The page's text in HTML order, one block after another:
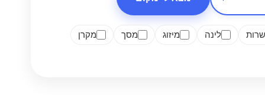
לינה מיזוג מסך
מקרן